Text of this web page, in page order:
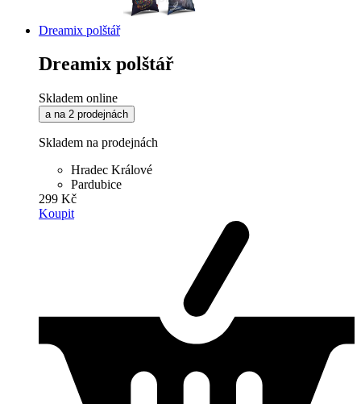
Dreamix polštář
Dreamix polštář
Skladem online
a na 2 prodejnách
Skladem na prodejnách
Hradec Králové
Pardubice
299 Kč
Koupit